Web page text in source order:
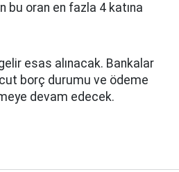
bu oran en fazla 4 katına
esas alınacak. Bankalar
borç durumu ve ödeme
devam edecek.